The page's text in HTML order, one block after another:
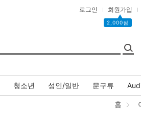
로그인 회원가입
▲
2,000점
청소년 성인/일반 문구류
홈